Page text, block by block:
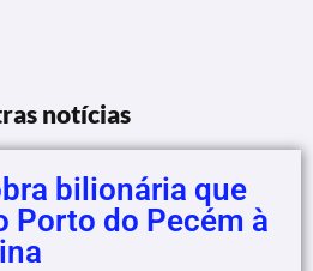
notícias
bilionária que
Porto do Pecém à